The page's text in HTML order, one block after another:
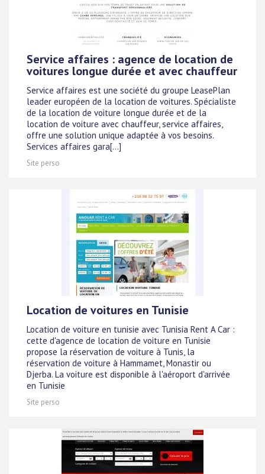
Service affaires : agence de location de
voitures longue durée et avec chauffeur
Service affaires est une société du groupe LeasePlan
leader européen de la location de voitures. Spécialiste
de la location de voiture longue durée et de la
location de voiture avec chauffeur, service affaires,
offre une solution unique adaptée à vos besoins.
Services affaires gara[...]
Site perso
Location de voitures en Tunisie
Location de voiture en tunisie avec Tunisia Rent A Car :
cette d'agence de location de voiture en Tunisie
propose la réservation de voiture à Tunis, la
réservation de voiture à Hammamet, Monastir ou
Djerba. La voiture est disponible à l'aéroport d'arrivée
en Tunisie
Site perso